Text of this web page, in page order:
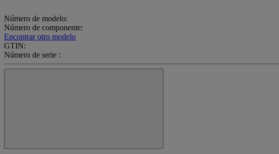
Número de modelo:
Número de componente:
Encontrar otro modelo
GTIN:
Número de serie :